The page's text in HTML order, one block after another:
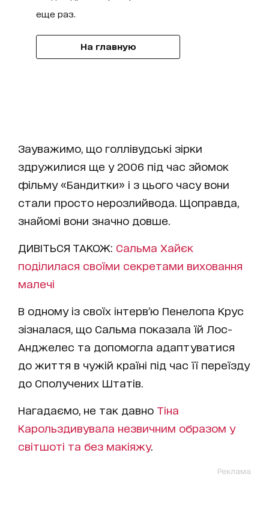
Зауважимо, що голлівудські зірки
здружилися ще у 2006 під час зйомок
фільму «Бандитки» і з цього часу вони
стали просто нерозлийвода. Щоправда,
знайомі вони значно довше.
ДИВІТЬСЯ ТАКОЖ: Сальма Хайєк
поділилася своїми секретами виховання
малечі
В одному із своїх інтерв’ю Пенелопа Крус
зізналася, що Сальма показала їй Лос-
Анджелес та допомогла адаптуватися
до життя в чужій країні під час її переїзду
до Сполучених Штатів.
Нагадаємо, не так давно Тіна
Карольздивувала незвичним образом у
світшоті та без макіяжу.
Реклама